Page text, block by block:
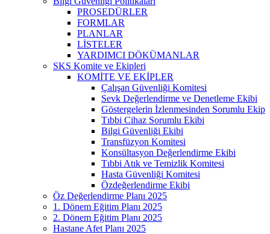
PROSEDÜRLER
FORMLAR
PLANLAR
LİSTELER
YARDIMCI DÖKÜMANLAR
SKS Komite ve Ekipleri
KOMİTE VE EKİPLER
Çalışan Güvenliği Komitesi
Sevk Değerlendirme ve Denetleme Ekibi
Göstergelerin İzlenmesinden Sorumlu Ekip
Tıbbi Cihaz Sorumlu Ekibi
Bilgi Güvenliği Ekibi
Transfüzyon Komitesi
Konsültasyon Değerlendirme Ekibi
Tıbbi Atık ve Temizlik Komitesi
Hasta Güvenliği Komitesi
Özdeğerlendirme Ekibi
Öz Değerlendirme Planı 2025
1. Dönem Eğitim Planı 2025
2. Dönem Eğitim Planı 2025
Hastane Afet Planı 2025